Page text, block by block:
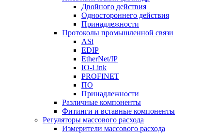
Двойного действия
Одностороннего действия
Принадлежности
Протоколы промышленной связи
ASi
EDIP
EtherNet/IP
IO-Link
PROFINET
ПО
Принадлежности
Различные компоненты
Фитинги и вставные компоненты
Регуляторы массового расхода
Измерители массового расхода